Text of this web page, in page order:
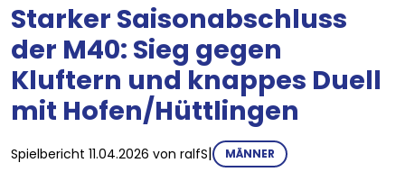
Starker Saisonabschluss
der M40: Sieg gegen
Kluftern und knappes Duell
mit Hofen/Hüttlingen
Spielbericht 11.04.2026 von ralfS| MÄNNER